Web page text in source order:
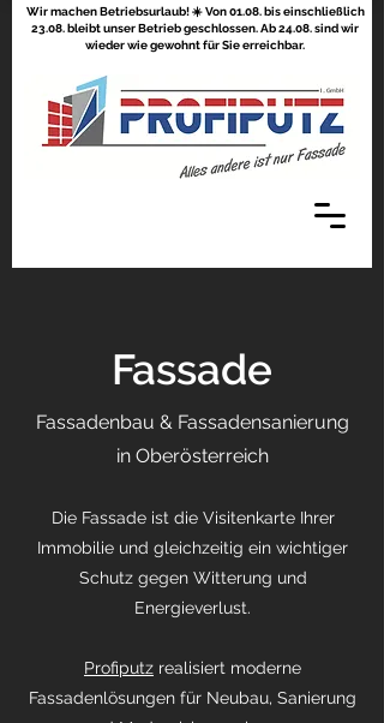
Wir machen Betriebsurlaub! ☀️ Von 01.08. bis einschließlich
23.08. bleibt unser Betrieb geschlossen. Ab 24.08. sind wir
wieder wie gewohnt für Sie erreichbar.
Fassade
Fassadenbau & Fassadensanierung
in Oberösterreich
Die Fassade ist die Visitenkarte Ihrer
Immobilie und gleichzeitig ein wichtiger
Schutz gegen Witterung und
Energieverlust.
Profiputz realisiert moderne
Fassadenlösungen für Neubau, Sanierung